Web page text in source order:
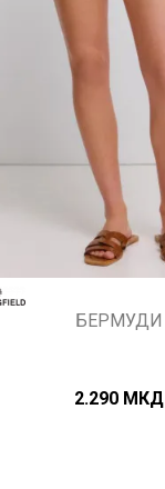
БЕРМУДИ
2.290 МКД